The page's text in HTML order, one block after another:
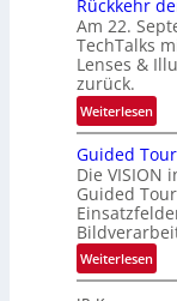
f
a
h
r
t
t
e
c
h
n
i
k
a
f
t
i
s
c
h
e
n
4
K
n
b
e
g
r
e
z
t
e
M
ö
g
Rückkehr
Am 22.
TechTalks
Lenses &
zurück.
Weiterlesen:
R
ü
c
k
k
e
h
Guided
Die VISION
Guided
Weiterlesen:
G